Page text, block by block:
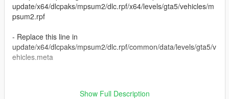
update/x64/dlcpaks/mpsum2/dlc.rpf/x64/levels/gta5/vehicles/m
psum2.rpf
- Replace this line in
update/x64/dlcpaks/mpsum2/dlc.rpf/common/data/levels/gta5/v
ehicles.meta
Show Full Description